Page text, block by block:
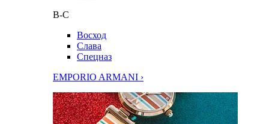
В-С
Восход
Слава
Спецназ
EMPORIO ARMANI ›